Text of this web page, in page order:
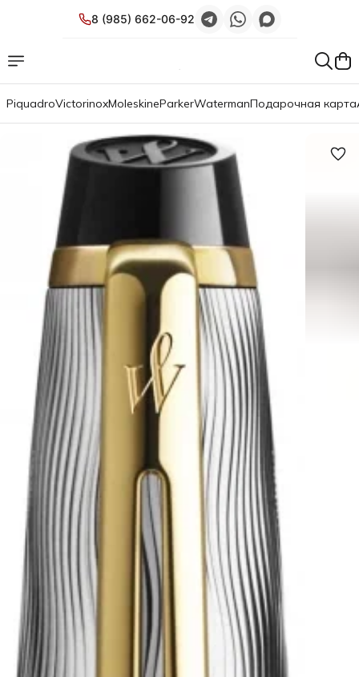
8 (985) 662-06-92
PiquadroVictorinoxMoleskineParkerWatermanПодарочная карта